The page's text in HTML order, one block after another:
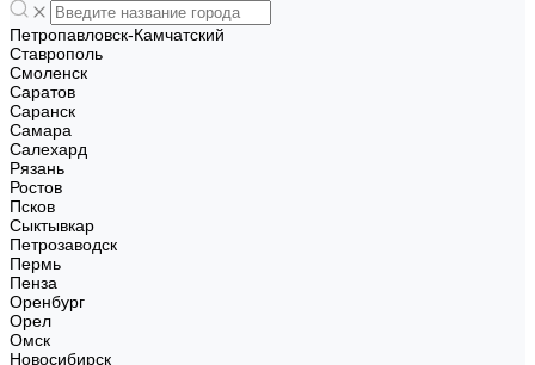
Петропавловск-Камчатский
Ставрополь
Смоленск
Саратов
Саранск
Самара
Салехард
Рязань
Ростов
Псков
Сыктывкар
Петрозаводск
Пермь
Пенза
Оренбург
Орел
Омск
Новосибирск